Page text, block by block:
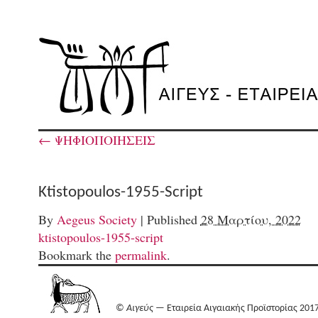
← ΨΗΦΙΟΠΟΙΗΣΕΙΣ
Ktistopoulos-1955-Script
By Aegeus Society | Published 28 Μαρτίου, 2022
ktistopoulos-1955-script
Bookmark the permalink.
©Αιγεύς— Εταιρεία Αιγαιακής Προϊστορίας